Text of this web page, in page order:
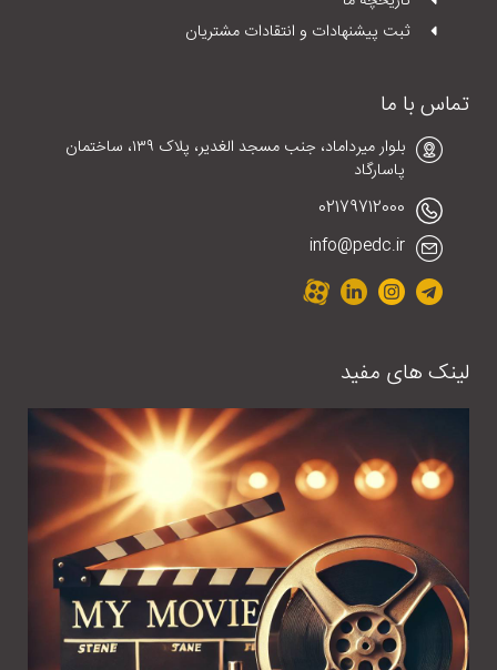
ثبت پیشنهادات و انتقادات مشتریان
تماس با ما
بلوار میرداماد، جنب مسجد الغدیر، پلاک ١٣٩، ساختمان
پاسارگاد
02179712000
info@pedc.ir
لینک های مفید